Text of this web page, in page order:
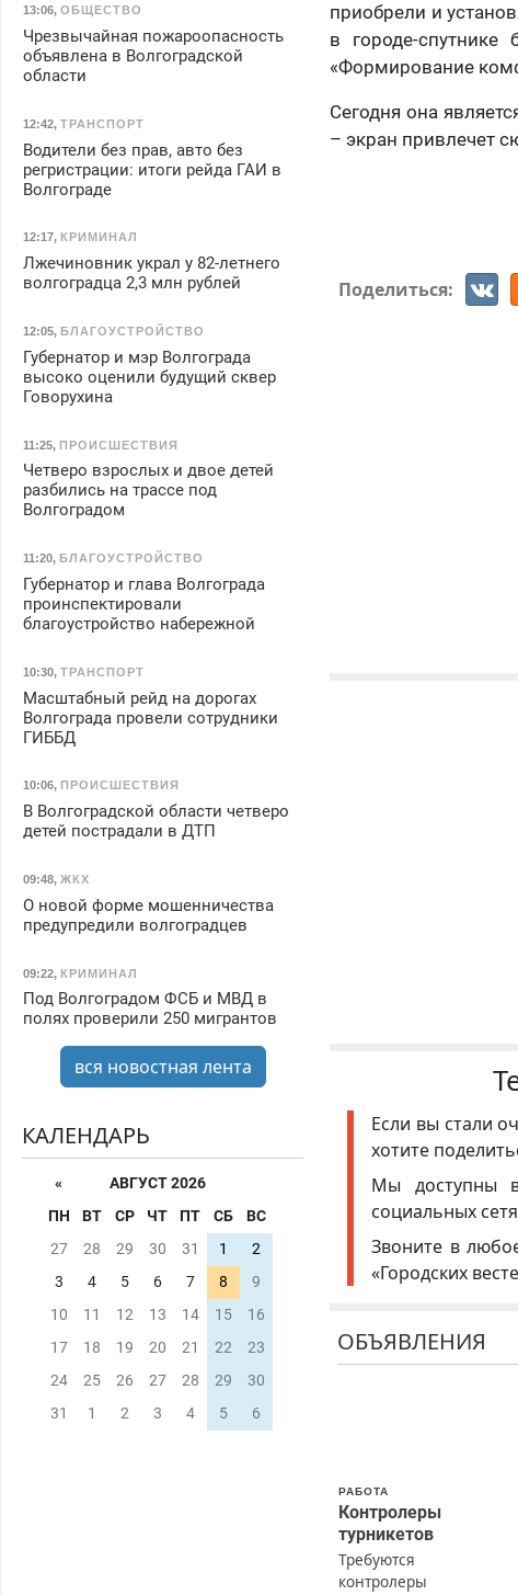
приобрели и
в городе-
«Формирование
Сегодня она
– экран привлечет
Поделиться:
Если вы стали
хотите
Мы доступны
социальных
Звоните в
«Городских
ОБЪЯВЛЕНИЯ
РАБОТА
Контролеры
турникетов
Требуются
контролеры
13:06, ОБЩЕСТВО
Чрезвычайная пожароопасность
объявлена в Волгоградской
области
12:42, ТРАНСПОРТ
Водители без прав, авто без
регристрации: итоги рейда ГАИ в
Волгограде
12:17, КРИМИНАЛ
Лжечиновник украл у 82-летнего
волгоградца 2,3 млн рублей
12:05, БЛАГОУСТРОЙСТВО
Губернатор и мэр Волгограда
высоко оценили будущий сквер
Говорухина
11:25, ПРОИСШЕСТВИЯ
Четверо взрослых и двое детей
разбились на трассе под
Волгоградом
11:20, БЛАГОУСТРОЙСТВО
Губернатор и глава Волгограда
проинспектировали
благоустройство набережной
10:30, ТРАНСПОРТ
Масштабный рейд на дорогах
Волгограда провели сотрудники
ГИББД
10:06, ПРОИСШЕСТВИЯ
В Волгоградской области четверо
детей пострадали в ДТП
09:48, ЖКХ
О новой форме мошенничества
предупредили волгоградцев
09:22, КРИМИНАЛ
Под Волгоградом ФСБ и МВД в
полях проверили 250 мигрантов
вся новостная лента
КАЛЕНДАРЬ
«
АВГУСТ 2026
ПН
ВТ СР ЧТ ПТ СБ
ВС
27
28 29 30 31 1
2
3
4 5 6 7 8
9
10
11 12 13 14 15
16
17
18 19 20 21 22
23
24
25 26 27 28 29
30
31
1 2 3 4 5 6